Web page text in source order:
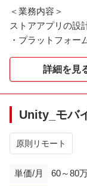
＜業務内容＞
ストアアプリの設
・プラットフォー
- 新機能含め提案
・パフォーマンス
・各種業務効率化
・お客様からの
・Developer向けラ
・新サービスに向
※アダルトコンテ
詳細を見
Unity_モバ
原則リモート
単価/月 60～80